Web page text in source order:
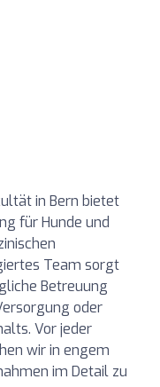
in Bern bietet
für Hunde und
Team sorgt
Betreuung
oder
Vor jeder
wir in engem
im Detail zu